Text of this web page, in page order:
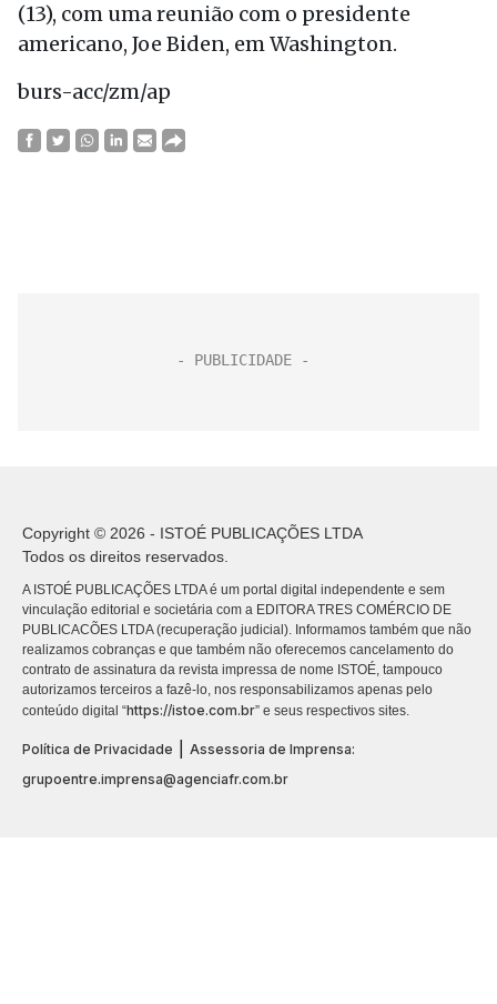
(13), com uma reunião com o presidente
americano, Joe Biden, em Washington.
burs-acc/zm/ap
Copyright © 2026 - ISTOÉ PUBLICAÇÕES LTDA
Todos os direitos reservados.
A ISTOÉ PUBLICAÇÕES LTDA é um portal digital independente e sem
vinculação editorial e societária com a EDITORA TRES COMÉRCIO DE
PUBLICACÕES LTDA (recuperação judicial). Informamos também que não
realizamos cobranças e que também não oferecemos cancelamento do
contrato de assinatura da revista impressa de nome ISTOÉ, tampouco
autorizamos terceiros a fazê-lo, nos responsabilizamos apenas pelo
conteúdo digital “https://istoe.com.br” e seus respectivos sites.
Política de Privacidade
Assessoria de Imprensa:
grupoentre.imprensa@agenciafr.com.br